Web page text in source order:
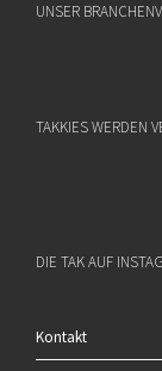
UNSER
TAKKIES WERDEN
DIE TAK AUF
Kontakt